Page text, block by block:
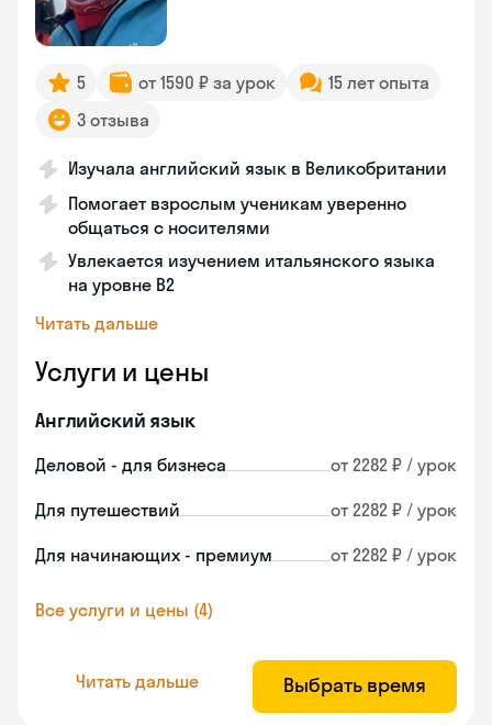
5 от 1590 ₽ за урок
15 лет опыта
3 отзыва
Изучала английский язык в Великобритании
Помогает взрослым ученикам уверенно
общаться с носителями
Увлекается изучением итальянского языка
на уровне В2
Читать дальше
Услуги и цены
Английский язык
Деловой - для бизнеса от 2282 ₽ / урок
Для путешествий от 2282 ₽ / урок
Для начинающих - премиум от 2282 ₽ / урок
Все услуги и цены (4)
Читать дальше Выбрать время